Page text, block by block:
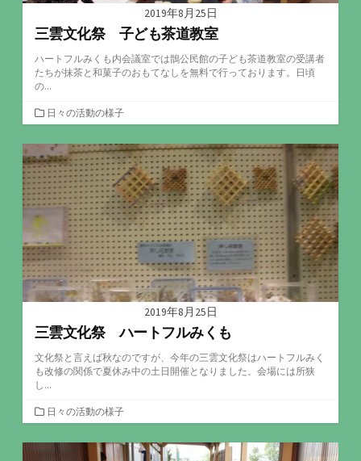
2019年8月25日
三雲文化祭 子ども茶道教室
ハートフルみくも内会議室では鵲公民館の子ども茶道教室の受講者
たちが抹茶と和菓子のおもてなしを無料で行っております。日頃
の...
カ
テ
ゴ
リ
ー
日々の活動の様子
2019年8月25日
三雲文化祭 ハートフルみくも
文化祭と言えば秋なのですが、今年の三雲文化祭はハートフルみく
も改修の関係で夏休み中の土日開催となりました。会場には所狭
し...
カ
テ
ゴ
日々の活動の様子